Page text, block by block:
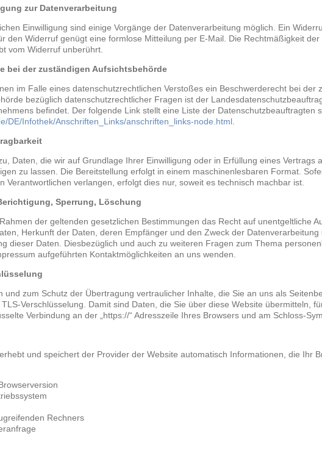
zur Datenverarbeitung
Einwilligung sind einige Vorgänge der Datenverarbeitung möglich. Ein
den Widerruf genügt eine formlose Mitteilung per E-Mail. Die Rechtmäßigkeit
vom Widerruf unberührt.
bei der zuständigen Aufsichtsbehörde
im Falle eines datenschutzrechtlichen Verstoßes ein Beschwerderecht bei der
bezüglich datenschutzrechtlicher Fragen ist der
befindet. Der folgende Link stellt eine Liste der Datenschutzbeauftragten
DE/Infothek/Anschriften_Links/anschriften_links-node.html
Daten, die wir auf Grundlage Ihrer Einwilligung oder in Erfüllung eines Vertrags
zu lassen. Die Bereitstellung erfolgt in einem maschinenlesbaren Format.
Verantwortlichen verlangen, erfolgt dies nur, soweit es technisch machbar ist.
Sperrung, Löschung
der geltenden gesetzlichen Bestimmungen das Recht auf unentgeltliche
Herkunft der Daten, deren Empfänger und den Zweck der Datenverarbeitung
dieser Daten. Diesbezüglich und auch zu weiteren Fragen zum Thema
aufgeführten Kontaktmöglichkeiten an uns wenden.
und zum Schutz der Übertragung vertraulicher Inhalte, die Sie an uns als
Verschlüsselung. Damit sind Daten, die Sie über diese Website übermitteln,
Verbindung an der „https://“ Adresszeile Ihres Browsers und am Schloss-
und speichert der Provider der Website automatisch Informationen, die Ihr
Rechners